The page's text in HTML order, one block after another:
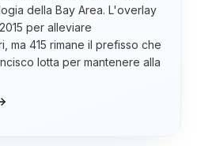
della Bay Area. L'overlay
per alleviare
ma 415 rimane il prefisso che
lotta per mantenere alla